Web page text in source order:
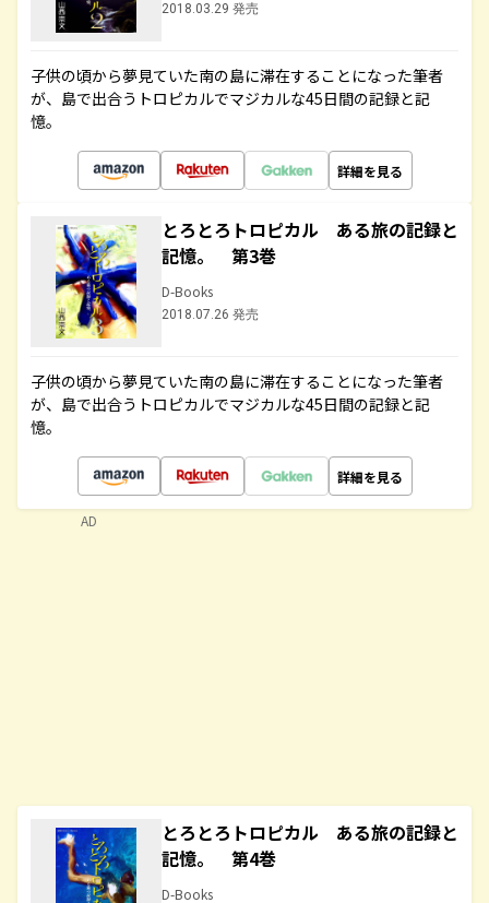
2018.03.29 発売
子供の頃から夢見ていた南の島に滞在することになった筆者
が、島で出合うトロピカルでマジカルな45日間の記録と記
憶。
詳細を見る
とろとろトロピカル ある旅の記録と
記憶。 第3巻
D-Books
2018.07.26 発売
子供の頃から夢見ていた南の島に滞在することになった筆者
が、島で出合うトロピカルでマジカルな45日間の記録と記
憶。
詳細を見る
とろとろトロピカル ある旅の記録と
記憶。 第4巻
D-Books
AD